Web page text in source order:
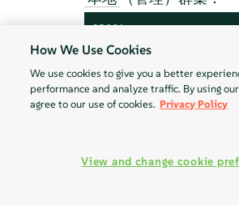
spec:
- clusterName:
注意
的名称可能会有所不
How We Use Cookies
We use cookies to give you a better
performance and analyze traffic. By using
agree to our use of cookies. Privacy Policy
View and change cookie